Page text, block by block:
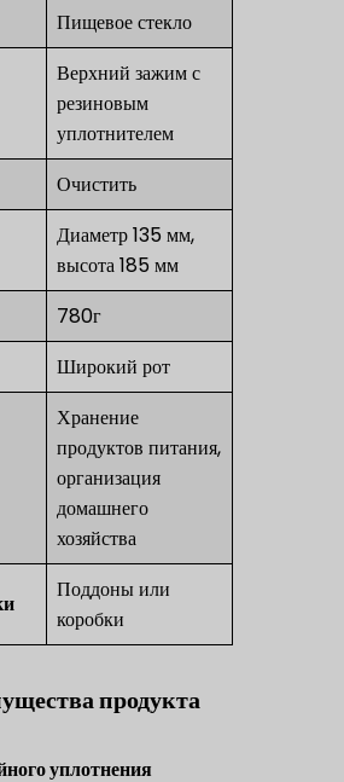
Пищевое стекло
Верхний зажим с
резиновым
уплотнителем
Очистить
Диаметр 135 мм,
высота 185 мм
780г
Широкий рот
Хранение
продуктов питания,
организация
домашнего
хозяйства
Поддоны или
коробки
продукта
уплотнения